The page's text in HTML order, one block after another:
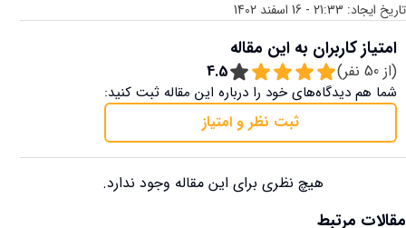
تاریخ ایجاد: 21:33 - 16 اسفند 1402
امتیاز کاربران به این مقاله
(از 50 نفر) 4.5
شما هم دیدگاه‌های خود را درباره این مقاله ثبت کنید:
ثبت نظر و امتیاز
هیچ نظری برای این مقاله وجود ندارد.
مقالات مرتبط